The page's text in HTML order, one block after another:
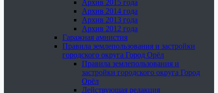
Архив 2015 года
Архив 2014 года
Архив 2013 года
Архив 2012 года
Гаражная амнистия
Правила землепользования и застройки
городского округа Город Орёл
Правила землепользования и
застройки городского округа Город
Орёл
Действующая редакция